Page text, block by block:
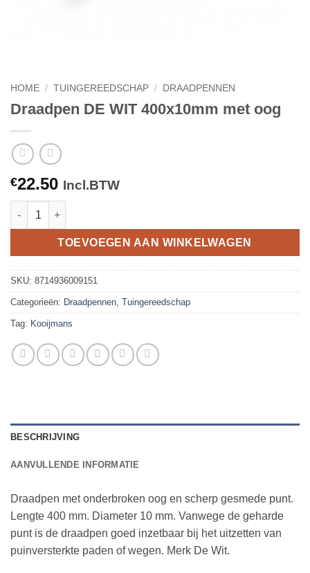
HOME / TUINGEREEDSCHAP / DRAADPENNEN
Draadpen DE WIT 400x10mm met oog
€22.50 Incl.BTW
Draadpen DE WIT 400x10mm met oog aantal
TOEVOEGEN AAN WINKELWAGEN
SKU: 8714936009151
Categorieën: Draadpennen, Tuingereedschap
Tag: Kooijmans
BESCHRIJVING
AANVULLENDE INFORMATIE
Draadpen met onderbroken oog en scherp gesmede punt.
Lengte 400 mm. Diameter 10 mm. Vanwege de geharde
punt is de draadpen goed inzetbaar bij het uitzetten van
puinversterkte paden of wegen. Merk De Wit.